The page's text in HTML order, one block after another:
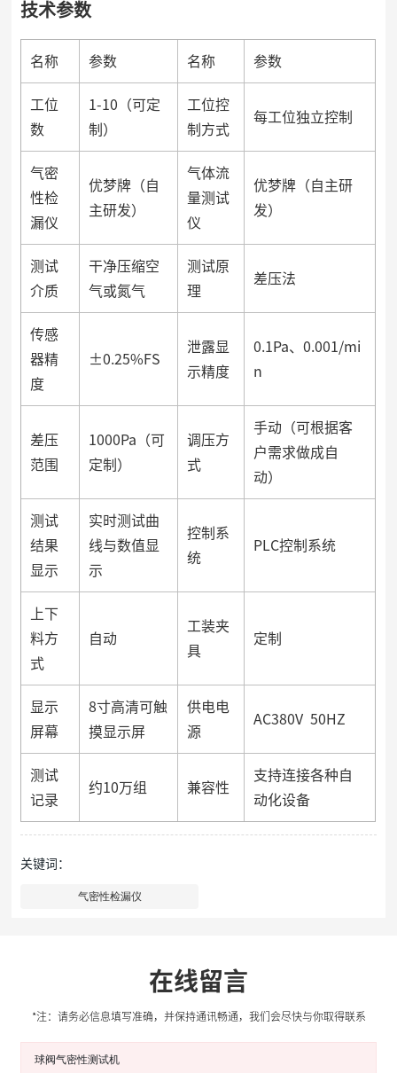
技术参数
名称 参数 名称 参数
工位
数
1-10（可定
制）
工位控
制方式
每工位独立控制
气密
性检
漏仪
优梦牌（自
主研发）
气体流
量测试
仪
优梦牌（自主研
发）
测试
介质
干净压缩空
气或氮气
测试原
理
差压法
传感
器精
度
±0.25%FS
泄露显
示精度
0.1Pa、0.001/mi
n
差压
范围
1000Pa（可
定制）
调压方
式
手动（可根据客
户需求做成自
动）
测试
结果
显示
实时测试曲
线与数值显
示
控制系
统
PLC控制系统
上下
料方
式
自动
工装夹
具
定制
显示
屏幕
8寸高清可触
摸显示屏
供电电
源
AC380V 50HZ
测试
记录
约10万组 兼容性
支持连接各种自
动化设备
关键词：
气密性检漏仪
在线留言
*注：请务必信息填写准确，并保持通讯畅通，我们会尽快与你取得联系
球阀气密性测试机